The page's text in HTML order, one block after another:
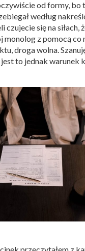
od formy, bo
według
czujecie się na siłach,
monolog z pomocą co
droga wolna.
to jednak warunek